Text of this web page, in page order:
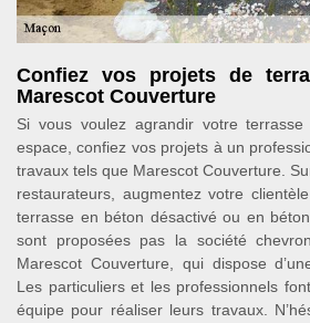
Confiez vos projets de
Marescot Couverture
Si vous voulez agrandir votre terrasse
espace, confiez vos projets à un
travaux tels que Marescot Couverture.
restaurateurs, augmentez votre
terrasse en béton désactivé ou en
sont proposées pas la société
Marescot Couverture, qui dispose
Les particuliers et les professionnels
équipe pour réaliser leurs travaux.